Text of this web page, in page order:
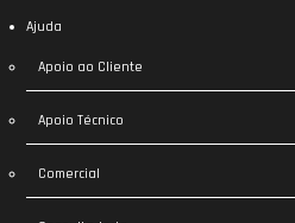
Ajuda
Apoio ao Cliente
Apoio Técnico
Comercial